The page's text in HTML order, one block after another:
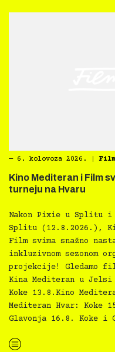
― 6. kolovoza 2026.
Kino Mediteran i Film
turneju na Hvaru
Nakon Pixie u Splitu i
Splitu (12.8.2026.),
Film svima snažno
inkluzivnom sezonom
projekcije! Gledamo
Kina Mediteran u
Koke 13.8.Kino
Mediteran Hvar: Koke
Glavonja 16.8. Koke i
“Kino Mediteran i Film svima nastavljaju inkluzivnu turneju na Hvaru”